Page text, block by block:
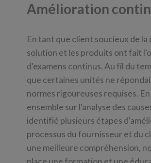
Amélioration
En tant que client soucieux de la
solution et les produits ont fait
d'examens continus. Au fil du
que certaines unités ne
normes rigoureuses requises.
ensemble sur l'analyse des
identifié plusieurs étapes
processus du fournisseur et du
une meilleure compréhension,